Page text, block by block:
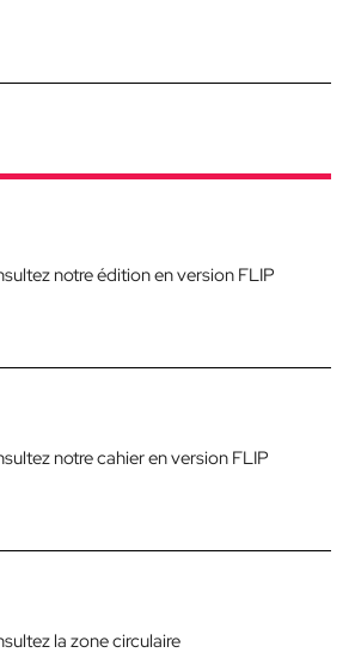
notre édition en version FLIP
notre cahier en version FLIP
la zone circulaire